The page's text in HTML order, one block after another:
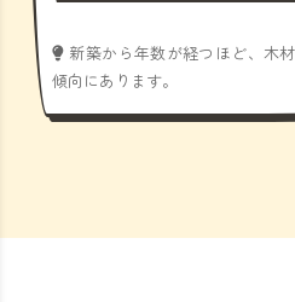
新築から年数が経つほど、木
傾向にあります。